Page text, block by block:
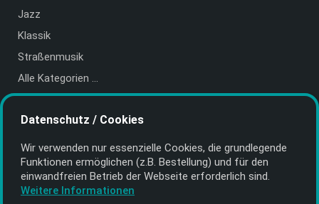
Jazz
Klassik
Straßenmusik
Alle Kategorien …
Featured Artists
Startseite
Datenschutz / Cookies
Wir verwenden nur essenzielle Cookies, die grund­legende
Funktionen ermöglichen (z.B. Bestellung) und für den
einwand­freien Betrieb der Webseite erforderlich sind.
Weitere Informationen